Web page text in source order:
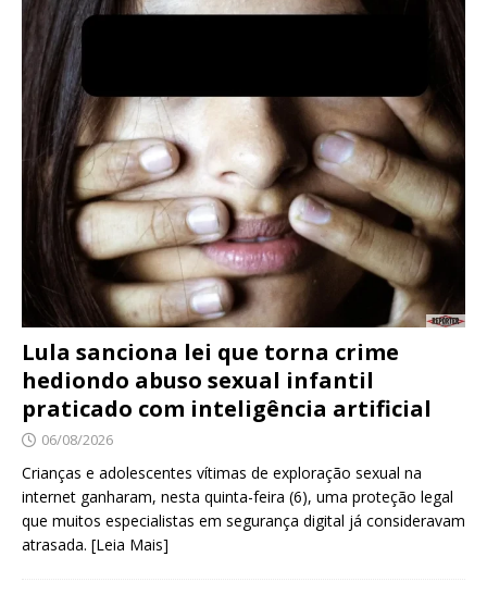
Lula sanciona lei que torna crime
hediondo abuso sexual infantil
praticado com inteligência artificial
06/08/2026
Crianças e adolescentes vítimas de exploração sexual na
internet ganharam, nesta quinta-feira (6), uma proteção legal
que muitos especialistas em segurança digital já consideravam
atrasada. [Leia Mais]